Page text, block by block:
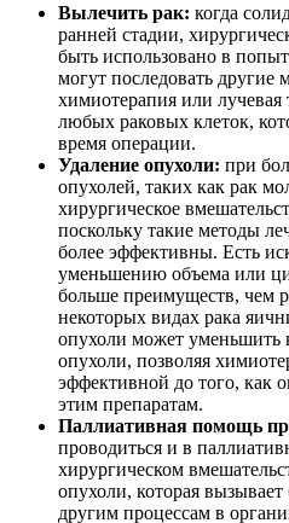
Вылечить рак: когда
ранней стадии,
быть использовано в
могут последовать другие
химиотерапия или лучевая
любых раковых клеток,
время операции.
Удаление опухоли: при
опухолей, таких как рак
хирургическое
поскольку такие методы
более эффективны. Есть
уменьшению объема или
больше преимуществ, чем
некоторых видах рака
опухоли может уменьшить
опухоли, позволяя
эффективной до того, как
этим препаратам.
Паллиативная помощь
проводиться и в
хирургическом
опухоли, которая
другим процессам в